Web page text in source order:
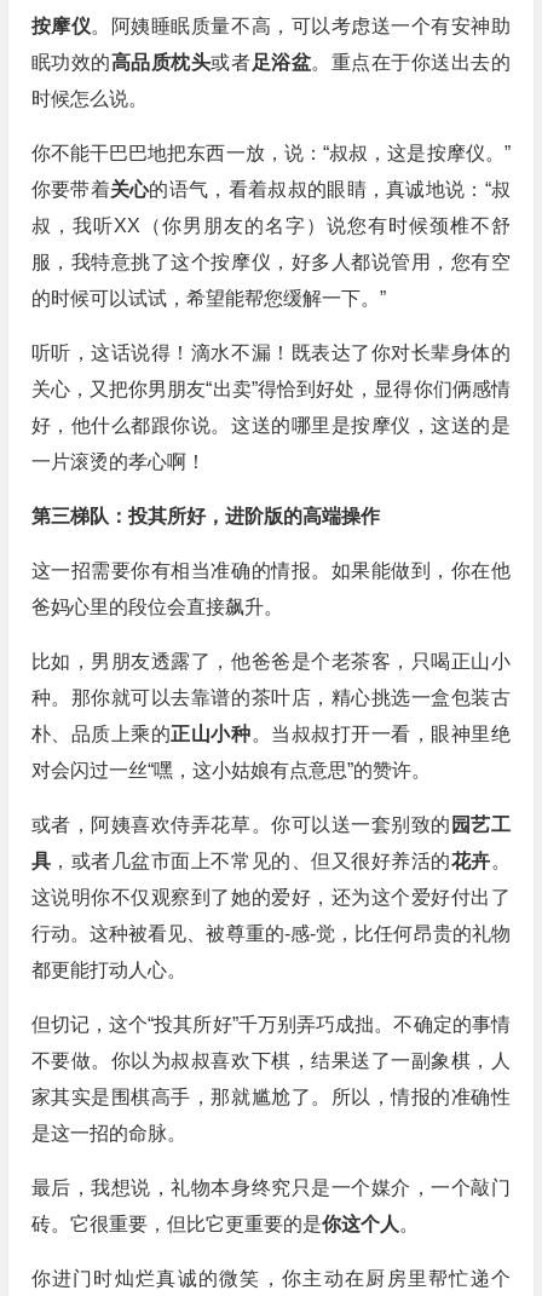
按摩仪。阿姨睡眠质量不高，可以考虑送一个有安神助
眠功效的高品质枕头或者足浴盆。重点在于你送出去的
时候怎么说。
你不能干巴巴地把东西一放，说：“叔叔，这是按摩仪。”
你要带着关心的语气，看着叔叔的眼睛，真诚地说：“叔
叔，我听XX（你男朋友的名字）说您有时候颈椎不舒
服，我特意挑了这个按摩仪，好多人都说管用，您有空
的时候可以试试，希望能帮您缓解一下。”
听听，这话说得！滴水不漏！既表达了你对长辈身体的
关心，又把你男朋友“出卖”得恰到好处，显得你们俩感情
好，他什么都跟你说。这送的哪里是按摩仪，这送的是
一片滚烫的孝心啊！
第三梯队：投其所好，进阶版的高端操作
这一招需要你有相当准确的情报。如果能做到，你在他
爸妈心里的段位会直接飙升。
比如，男朋友透露了，他爸爸是个老茶客，只喝正山小
种。那你就可以去靠谱的茶叶店，精心挑选一盒包装古
朴、品质上乘的正山小种。当叔叔打开一看，眼神里绝
对会闪过一丝“嘿，这小姑娘有点意思”的赞许。
或者，阿姨喜欢侍弄花草。你可以送一套别致的 园艺工
具 ，或者几盆市面上不常见的、但又很好养活的花卉。
这说明你不仅观察到了她的爱好，还为这个爱好付出了
行动。这种被看见、被尊重的-感-觉，比任何昂贵的礼物
都更能打动人心。
但切记，这个“投其所好”千万别弄巧成拙。不确定的事情
不要做。你以为叔叔喜欢下棋，结果送了一副象棋，人
家其实是围棋高手，那就尴尬了。所以，情报的准确性
是这一招的命脉。
最后，我想说，礼物本身终究只是一个媒介，一个敲门
砖。它很重要，但比它更重要的是你这个人 。
你进门时灿烂真诚的微笑，你主动在厨房里帮忙递个